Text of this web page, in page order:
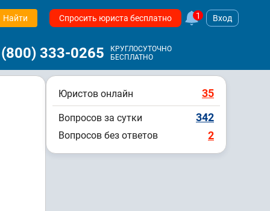
Найти Спросить юриста бесплатно 1 Вход
333-0265
КРУГЛОСУТОЧНО
БЕСПЛАТНО
Юристов онлайн 35
Вопросов за сутки 342
Вопросов без ответов 2